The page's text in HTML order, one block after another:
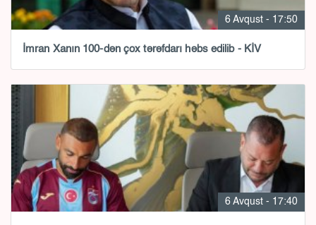
6 Avqust - 17:50
İmran Xanın 100-dən çox tərəfdarı həbs edilib - KİV
6 Avqust - 17:40